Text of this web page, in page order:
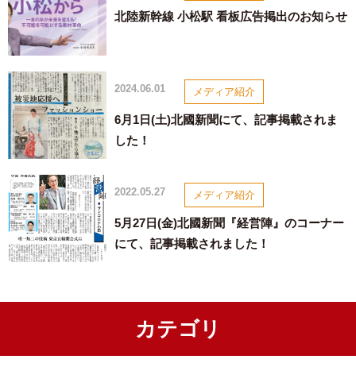
北陸新幹線 小松駅 看板広告掲出のお知らせ
2024.06.01 メディア紹介
6月1日(土)北國新聞にて、記事掲載されま
した！
2022.05.27 メディア紹介
5月27日(金)北國新聞『経営陣』のコーナー
にて、記事掲載されました！
カテゴリ